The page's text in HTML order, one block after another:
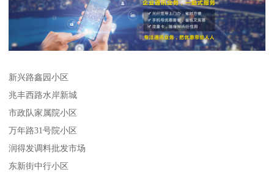
新兴路鑫园小区
兆丰西路水岸新城
市政队家属院小区
万年路31号院小区
润得发调料批发市场
东新街中行小区